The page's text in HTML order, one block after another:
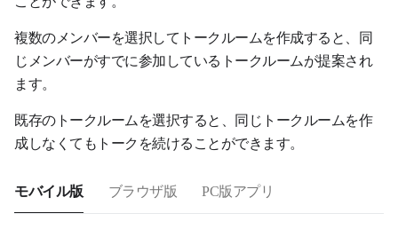
複数のメンバーを選択してトークルームを作成すると、同
じメンバーがすでに参加しているトークルームが提案され
ます。
既存のトークルームを選択すると、同じトークルームを作
成しなくてもトークを続けることができます。
モバイル版 ブラウザ版 PC版アプリ